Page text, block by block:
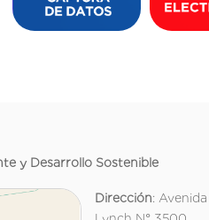
y Desarrollo Sostenible
Dirección: